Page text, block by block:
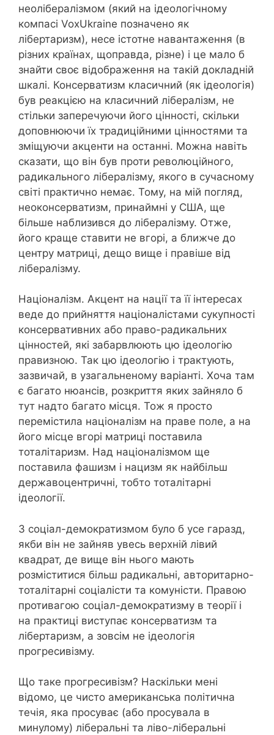
неолібералізмом (який на ідеологічному
компасі VoxUkraine позначено як
лібертаризм), несе істотне навантаження (в
різних країнах, щоправда, різне) і це мало б
знайти своє відображення на такій докладній
шкалі. Консерватизм класичний (як ідеологія)
був реакцією на класичний лібералізм, не
стільки заперечуючи його цінності, скільки
доповнюючи їх традиційними цінностями та
зміщуючи акценти на останні. Можна навіть
сказати, що він був проти революційного,
радикального лібералізму, якого в сучасному
світі практично немає. Тому, на мій погляд,
неоконсерватизм, принаймні у США, ще
більше наблизився до лібералізму. Отже,
його краще ставити не вгорі, а ближче до
центру матриці, дещо вище і правіше від
лібералізму.
Націоналізм. Акцент на нації та її інтересах
веде до прийняття націоналістами сукупності
консервативних або право-радикальних
цінностей, які забарвлюють цю ідеологію
правизною. Так цю ідеологію і трактують,
зазвичай, в узагальненому варіанті. Хоча там
є багато нюансів, розкриття яких зайняло б
тут надто багато місця. Тож я просто
перемістила націоналізм на праве поле, а на
його місце вгорі матриці поставила
тоталітаризм. Над націоналізмом ще
поставила фашизм і нацизм як найбільш
державоцентричні, тобто тоталітарні
ідеології.
З соціал-демократизмом було б усе гаразд,
якби він не зайняв увесь верхній лівий
квадрат, де вище він нього мають
розміститися більш радикальні, авторитарно-
тоталітарні соціалісти та комуністи. Правою
противагою соціал-демократизму в теорії і
на практиці виступає консерватизм та
лібертаризм, а зовсім не ідеологія
прогресивізму.
Що таке прогресивізм? Наскільки мені
відомо, це чисто американська політична
течія, яка просуває (або просувала в
минулому) ліберальні та ліво-ліберальні